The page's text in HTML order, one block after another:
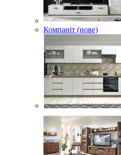
Компаніт (нове)